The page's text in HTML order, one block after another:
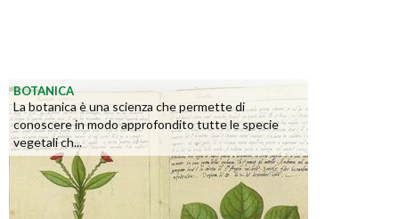
BOTANICA
La botanica è una scienza che permette di
conoscere in modo approfondito tutte le specie
vegetali ch...